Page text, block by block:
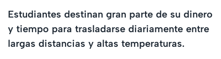
Estudiantes destinan gran parte de su dinero
y tiempo para trasladarse diariamente entre
largas distancias y altas temperaturas.